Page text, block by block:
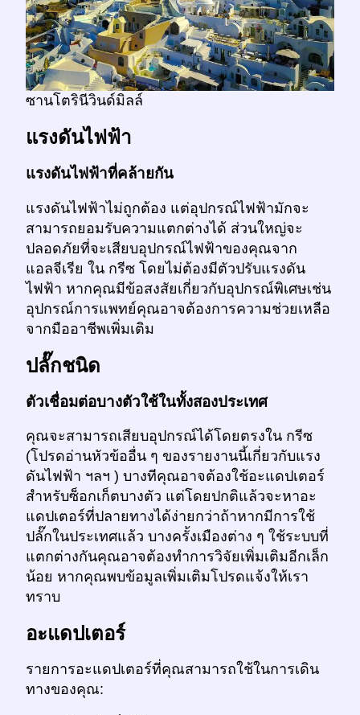
ซานโตรินีวินด์มิลล์
แรงดันไฟฟ้า
แรงดันไฟฟ้าที่คล้ายกัน
แรงดันไฟฟ้าไม่ถูกต้อง แต่อุปกรณ์ไฟฟ้ามักจะ
สามารถยอมรับความแตกต่างได้ ส่วนใหญ่จะ
ปลอดภัยที่จะเสียบอุปกรณ์ไฟฟ้าของคุณจาก
แอลจีเรีย ใน กรีซ โดยไม่ต้องมีตัวปรับแรงดัน
ไฟฟ้า หากคุณมีข้อสงสัยเกี่ยวกับอุปกรณ์พิเศษเช่น
อุปกรณ์การแพทย์คุณอาจต้องการความช่วยเหลือ
จากมืออาชีพเพิ่มเติม
ปลั๊กชนิด
ตัวเชื่อมต่อบางตัวใช้ในทั้งสองประเทศ
คุณจะสามารถเสียบอุปกรณ์ได้โดยตรงใน กรีซ
(โปรดอ่านหัวข้ออื่น ๆ ของรายงานนี้เกี่ยวกับแรง
ดันไฟฟ้า ฯลฯ ) บางทีคุณอาจต้องใช้อะแดปเตอร์
สำหรับซ็อกเก็ตบางตัว แต่โดยปกติแล้วจะหาอะ
แดปเตอร์ที่ปลายทางได้ง่ายกว่าถ้าหากมีการใช้
ปลั๊กในประเทศแล้ว บางครั้งเมืองต่าง ๆ ใช้ระบบที่
แตกต่างกันคุณอาจต้องทำการวิจัยเพิ่มเติมอีกเล็ก
น้อย หากคุณพบข้อมูลเพิ่มเติมโปรดแจ้งให้เรา
ทราบ
อะแดปเตอร์
รายการอะแดปเตอร์ที่คุณสามารถใช้ในการเดิน
ทางของคุณ: